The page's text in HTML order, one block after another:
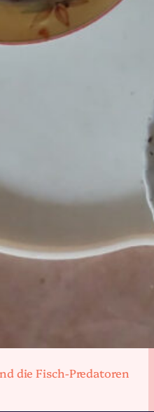
die Fisch-Predatoren